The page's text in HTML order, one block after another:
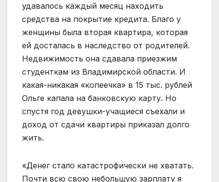
удавалось каждый месяц находить
средства на покрытие кредита. Благо у
женщины была вторая квартира, которая
ей досталась в наследство от родителей.
Недвижимость она сдавала приезжим
студенткам из Владимирской области. И
какая-никакая «копеечка» в 15 тыс. рублей
Ольге капала на банковскую карту. Но
спустя год девушки-учащиеся съехали и
доход от сдачи квартиры приказал долго
жить.
«Денег стало катастрофически не хватать.
Почти всю свою небольшую зарплату я